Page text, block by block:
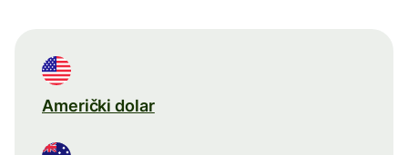
Američki dolar